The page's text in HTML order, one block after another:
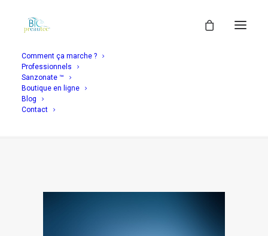
Comment ça marche ?
Professionnels
Sanzonate ™
Boutique en ligne
Blog
Contact
Accueil